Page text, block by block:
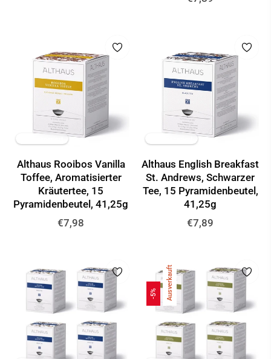
Althaus Rooibos Vanilla
Toffee, Aromatisierter
Kräutertee, 15
Pyramidenbeutel, 41,25g
Normaler
€7,98
Althaus English Breakfast
St. Andrews, Schwarzer
Tee, 15 Pyramidenbeutel,
41,25g
Normaler
€7,89
-5% Ausverkauft